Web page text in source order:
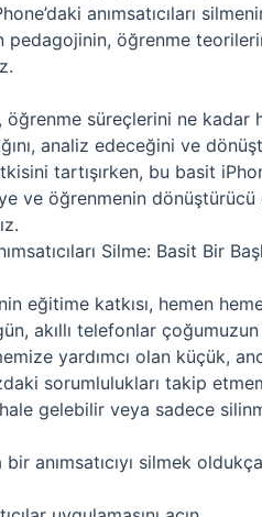
anımsatıcıları
pedagojinin, öğrenme
süreçlerini ne kadar
analiz edeceğini ve
tartışırken, bu basit
ve öğrenmenin dönüştürücü
Silme: Basit Bir
eğitime katkısı, hemen
akıllı telefonlar çoğumuzun
yardımcı olan küçük,
sorumlulukları takip
gelebilir veya sadece
bir anımsatıcıyı silmek